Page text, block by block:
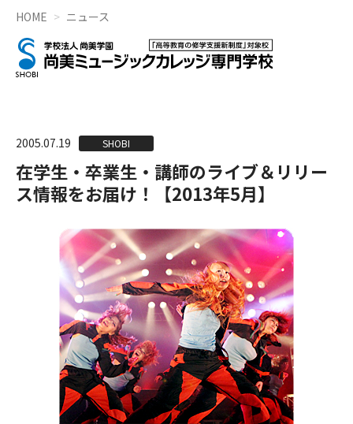
HOME ニュース
2005.07.19 SHOBI
在学生・卒業生・講師のライブ＆リリー
ス情報をお届け！【2013年5月】